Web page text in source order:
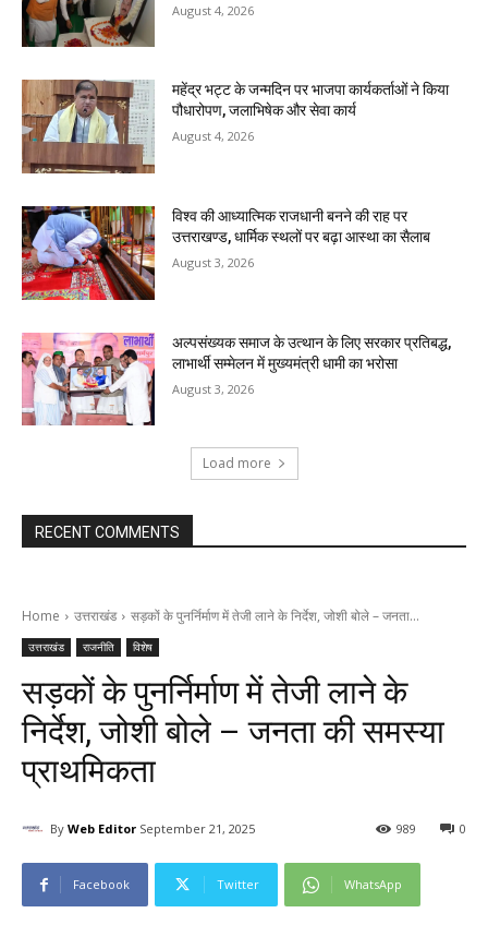
August 4, 2026
महेंद्र भट्ट के जन्मदिन पर भाजपा कार्यकर्ताओं ने किया
पौधारोपण, जलाभिषेक और सेवा कार्य
August 4, 2026
विश्व की आध्यात्मिक राजधानी बनने की राह पर
उत्तराखण्ड, धार्मिक स्थलों पर बढ़ा आस्था का सैलाब
August 3, 2026
अल्पसंख्यक समाज के उत्थान के लिए सरकार प्रतिबद्ध,
लाभार्थी सम्मेलन में मुख्यमंत्री धामी का भरोसा
August 3, 2026
Load more
RECENT COMMENTS